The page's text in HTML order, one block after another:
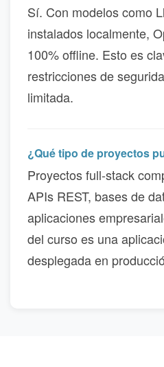
Sí. Con modelos como
instalados localmente,
100% offline. Esto es
restricciones de
limitada.
¿Qué tipo de proyectos
Proyectos full-stack
APIs REST, bases de
aplicaciones
del curso es una
desplegada en